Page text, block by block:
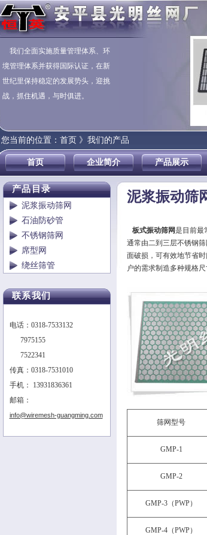
我们全面实施质量管理体系、环
境管理体系并获得国际认证，在新
世纪里保持稳定的发展势头，迎挑
战，抓住机遇，与时俱进。
您当前的位置： 首页 》我们的产品
首页 企业简介 产品展示
产品目录
泥浆振动筛网
石油防砂管
不锈钢筛网
席型网
绕丝筛管
联系我们
电话：0318-7533132
7975155
7522341
传真：0318-7531010
手机： 13931836361
邮箱：
info@wiremesh-guangming.com
泥浆振动筛
板式振动筛网是目前最
通常由二到三层不锈钢
面破损，可有效地节省
户的需求制造多种规格尺
筛网型号
GMP-1
GMP-2
GMP-3（PWP）
GMP-4（PWP）